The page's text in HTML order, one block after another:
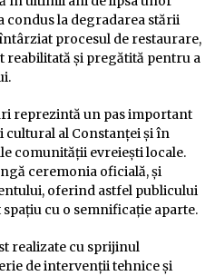
condus la degradarea stării
procesul de restaurare,
reabilitată și pregătită pentru a
reprezintă un pas important
al Constanței și în
comunității evreiești locale.
ceremonia oficială, și
oferind astfel publicului
cu o semnificație aparte.
realizate cu sprijinul
de intervenții tehnice și